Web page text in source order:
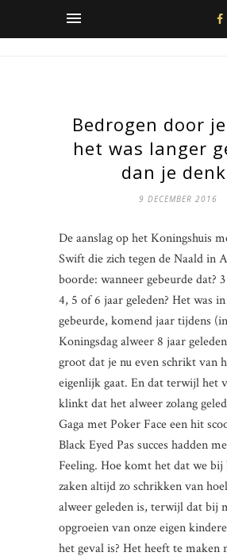
Bedrogen door
het was langer
dan je
9 DECEMBER 2016
De aanslag op het Koningshuis
Swift die zich tegen de Naald in
boorde: wanneer gebeurde dat?
4, 5 of 6 jaar geleden? Het was in
gebeurde, komend jaar tijdens
Koningsdag alweer 8 jaar
groot dat je nu even schrikt van
eigenlijk gaat. En dat terwijl het
klinkt dat het alweer zolang
Gaga met Poker Face een hit
Black Eyed Pas succes hadden
Feeling. Hoe komt het dat we bij
zaken altijd zo schrikken van
alweer geleden is, terwijl dat bij
opgroeien van onze eigen
het geval is? Het heeft te maken